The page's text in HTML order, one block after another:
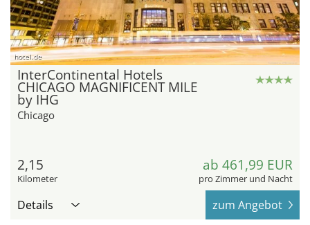
hotel.de
InterContinental Hotels
CHICAGO MAGNIFICENT MILE
by IHG
Chicago
2,15
Kilometer
ab 461,99 EUR
pro Zimmer und Nacht
Details zum Angebot